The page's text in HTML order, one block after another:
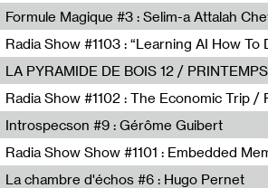
Nathalie Lacroix
Nathalie Lacroix,Selim-a Attalah Chettaoui
Radio Campus Bruxelles
Sammy Stein
Radio Grenouille
Introspecson #9 : Gérôme Guibert
Pierre Henry,Gérôme Guibert
Jimmy Peggie,radioart106
La chambre d'échos #6 : Hugo Pernet